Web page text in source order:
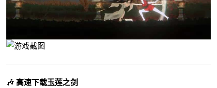
🎶 高速下载玉莲之剑